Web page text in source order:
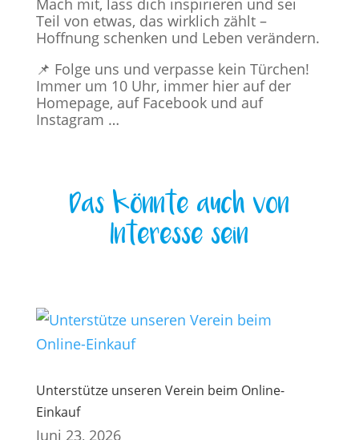
Mach mit, lass dich inspirieren und sei
Teil von etwas, das wirklich zählt –
Hoffnung schenken und Leben verändern.
📌 Folge uns und verpasse kein Türchen!
Immer um 10 Uhr, immer hier auf der
Homepage, auf Facebook und auf
Instagram …
Das könnte auch von
Interesse sein
Unterstütze unseren Verein beim Online-
Einkauf
Juni 23, 2026